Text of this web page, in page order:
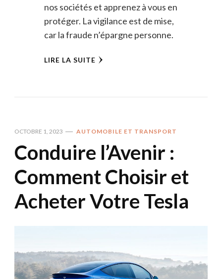
nos sociétés et apprenez à vous en
protéger. La vigilance est de mise,
car la fraude n’épargne personne.
LIRE LA SUITE
OCTOBRE 1, 2023 AUTOMOBILE ET TRANSPORT
Conduire l’Avenir :
Comment Choisir et
Acheter Votre Tesla